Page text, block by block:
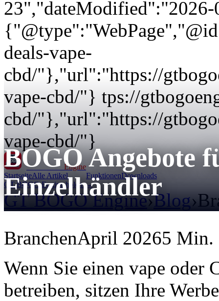
deals-vape-
cbd/"},"url":"https://
vape-cbd/"} tps://
cbd/"},"url":"https://
vape-cbd/"}
GT BOGO Engine
StartseiteAlle Artikel FunktionenDownloads
GT BOGO Engine holen →
GT BOGO Engine›Blog›
BOGO Angebote
Einzelhändler
BranchenApril 20265 Min.
Wenn Sie einen vape oder
betreiben, sitzen Ihre